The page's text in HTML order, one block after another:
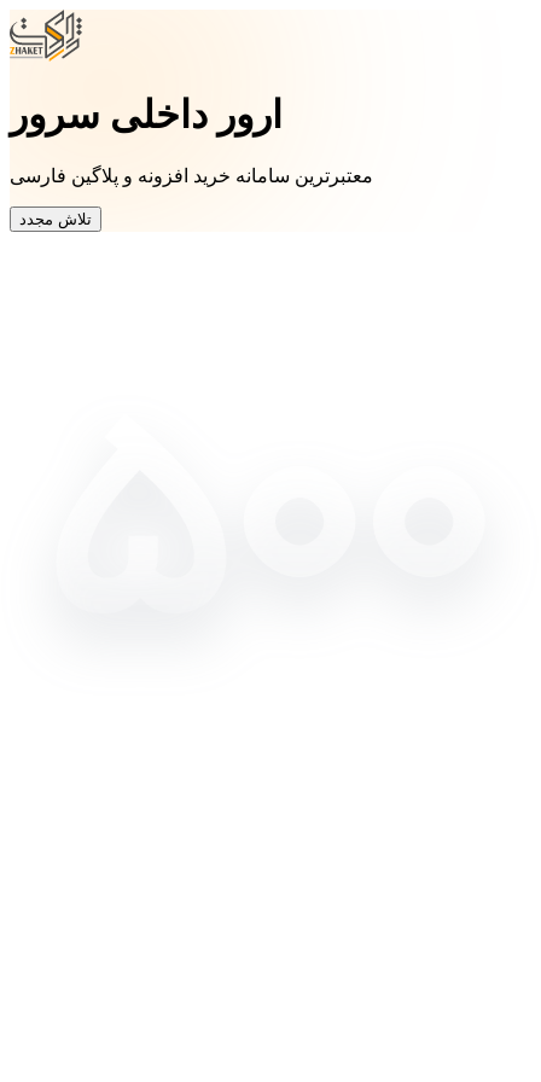
ارور داخلی سرور
معتبرترین سامانه خرید افزونه و پلاگین فارسی
تلاش مجدد